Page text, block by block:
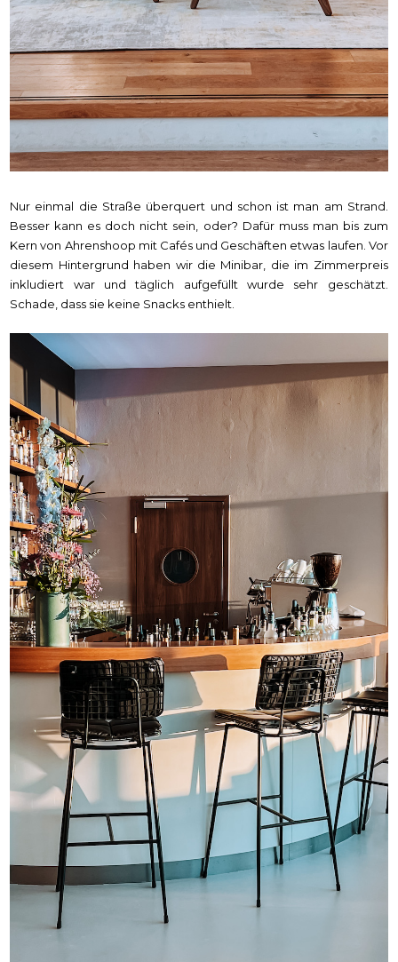
Nur einmal die Straße überquert und schon ist man am Strand.
Besser kann es doch nicht sein, oder? Dafür muss man bis zum
Kern von Ahrenshoop mit Cafés und Geschäften etwas laufen. Vor
diesem Hintergrund haben wir die Minibar, die im Zimmerpreis
inkludiert war und täglich aufgefüllt wurde sehr geschätzt.
Schade, dass sie keine Snacks enthielt.